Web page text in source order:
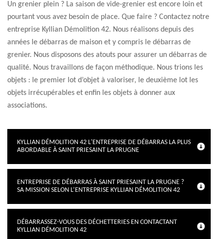
Un grenier plein ? La saison de vide-grenier est encore loin et
pourtant vous avez besoin de place. Que faire ? Contactez notre
entreprise Kyllian Démolition 42. Nous réalisons depuis des
années le débarras de maison et y compris le débarras de
grenier. Nous disposons des atouts pour assurer un débarras de
qualité. Nous travaillons de façon méthodique. Nous trions les
objets : le premier lot d’objet à valoriser, le deuxième lot les
objets irrécupérables et enfin les objets à donner aux
associations.
KYLLIAN DÉMOLITION 42 L'ENTREPRISE DE DÉBARRAS LA PLUS
ABORDABLE À SAINT PRIESAINT LA PRUGNE
ENTREPRISE DE DÉBARRAS À SAINT PRIESAINT LA PRUGNE ?
SA MISSION SELON L’ENTREPRISE KYLLIAN DÉMOLITION 42
DÉBARRASSEZ-VOUS DES DÉCHETTERIES EN CONTACTANT
KYLLIAN DÉMOLITION 42